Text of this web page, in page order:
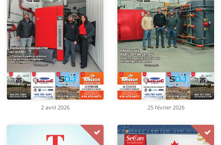
2 avril 2026 25 février 2026